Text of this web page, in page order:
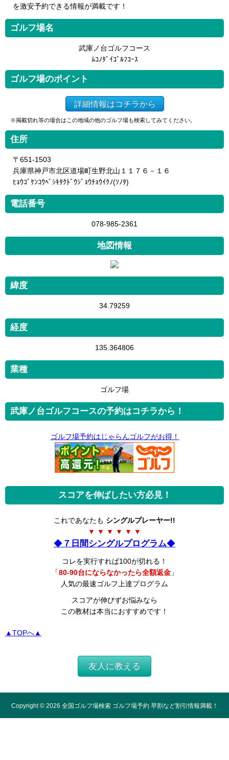
を激安予約できる情報が満載です！
ゴルフ場名
武庫ノ台ゴルフコース
ﾑｺﾉﾀﾞｲｺﾞﾙﾌｺｰｽ
ゴルフ場のポイント
詳細情報はコチラから
※掲載切れ等の場合はこの地域の他のゴルフ場も検索してみてください。
住所
〒651-1503
兵庫県神戸市北区道場町生野北山１１７６－１６
ﾋｮｳｺﾞｹﾝｺｳﾍﾞｼｷﾀｸﾄﾞｳｼﾞｮｳﾁｮｳｲｸﾉ(ｿﾉﾀ)
電話番号
078-985-2361
地図情報
緯度
34.79259
経度
135.364806
業種
ゴルフ場
武庫ノ台ゴルフコースの予約はコチラから！
ゴルフ場予約はじゃらんゴルフがお得！
スコアを伸ばしたい方必見！
これであなたも シングルプレーヤー!!
▼ ▼ ▼ ▼ ▼ ▼
◆ ７日間シングルプログラム◆
コレを実行すれば100が切れる！
「80-90台にならなかったら全額返金」
人気の最速ゴルフ上達プログラム
スコアが伸びずお悩みなら
この教材は本当におすすめです！
▲TOPへ▲
友人に教える
Copyright © 2026 全国ゴルフ場検索 ゴルフ場予約 早割など割引情報満載！